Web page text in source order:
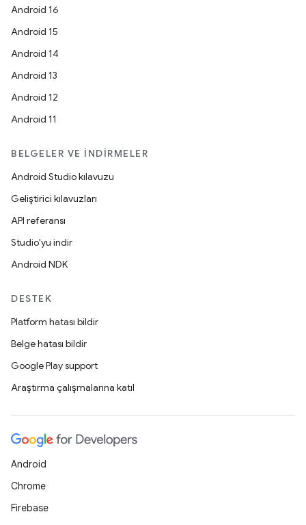
Android 16
Android 15
Android 14
Android 13
Android 12
Android 11
BELGELER VE İNDIRMELER
Android Studio kılavuzu
Geliştirici kılavuzları
API referansı
Studio'yu indir
Android NDK
DESTEK
Platform hatası bildir
Belge hatası bildir
Google Play support
Araştırma çalışmalarına katıl
Android
Chrome
Firebase